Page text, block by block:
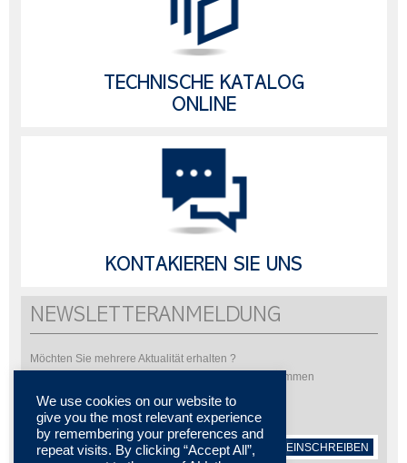
TECHNISCHE KATALOG
ONLINE
KONTAKIEREN SIE UNS
NEWSLETTERANMELDUNG
Möchten Sie mehrere Aktualität erhalten ?
Bitte abonnieren Sie um unsere Newsletter zu bekommen
EINSCHREIBEN
We use cookies on our website to
give you the most relevant experience
by remembering your preferences and
repeat visits. By clicking “Accept All”,